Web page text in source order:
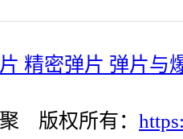
精密弹片 弹片与
版权所有：